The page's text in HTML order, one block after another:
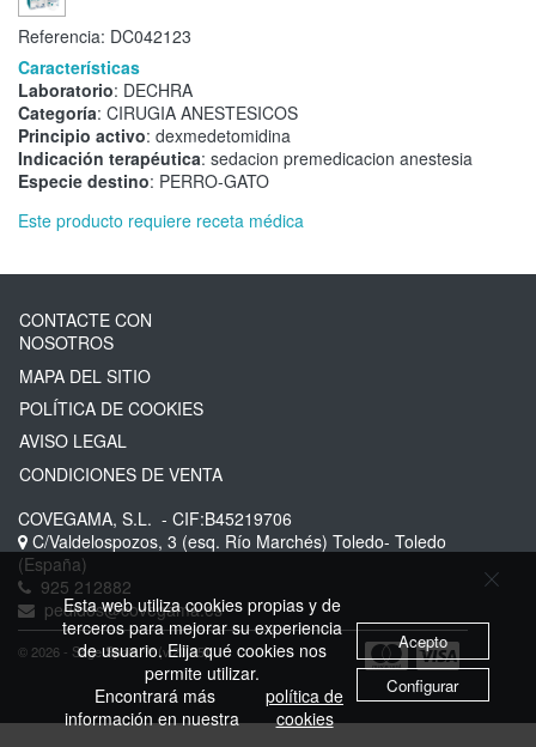
Referencia: DC042123
Características
Laboratorio: DECHRA
Categoría: CIRUGIA ANESTESICOS
Principio activo: dexmedetomidina
Indicación terapéutica: sedacion premedicacion anestesia
Especie destino: PERRO-GATO
Este producto requiere receta médica
CONTACTE CON
NOSOTROS
MAPA DEL SITIO
POLÍTICA DE COOKIES
AVISO LEGAL
CONDICIONES DE VENTA
COVEGAMA, S.L. - CIF:B45219706
C/Valdelospozos, 3 (esq. Río Marchés) Toledo- Toledo
(España)
925 212882
pedidos@covegama.es
© 2026 - Sage Spain ™ (v.20.25)
Esta web utiliza cookies propias y de
terceros para mejorar su experiencia
de usuario. Elija qué cookies nos
permite utilizar.
Encontrará más
información en nuestra
política de
cookies
Acepto
Configurar